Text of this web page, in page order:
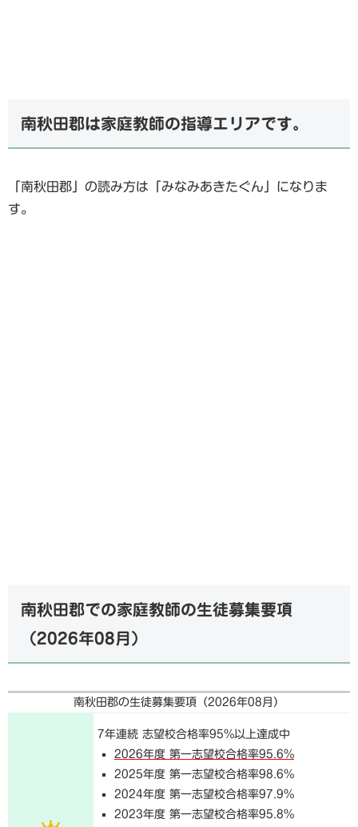
南秋田郡は家庭教師の指導エリアです。
「南秋田郡」の読み方は「みなみあきたぐん」になりま
す。
南秋田郡での家庭教師の生徒募集要項
（2026年08月 ）
南秋田郡の生徒募集要項（2026年08月 ）
7年連続 志望校合格率95%以上達成中
2026年度 第一志望校合格率95.6%
2025年度 第一志望校合格率98.6%
2024年度 第一志望校合格率97.9%
2023年度 第一志望校合格率95.8%